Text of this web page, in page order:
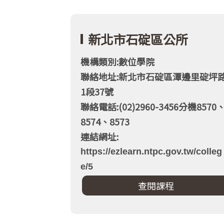
新北市石碇區公所
機構類別:數位學院
聯絡地址:新北市石碇區潭邊里碇坪
1段37號
聯絡電話:(02)2960-3456分機8570
8574、8573
連結網址:
https://ezlearn.ntpc.gov.tw/colleg
e/5